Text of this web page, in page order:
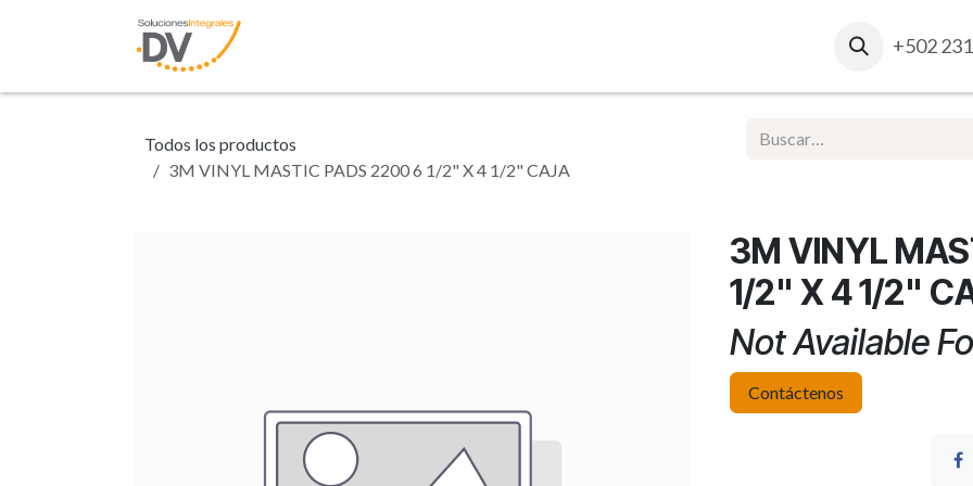
Ventas Corporativas +502
Todos los productos
3M VINYL MASTIC PADS 2200 6 1/2" X 4 1/2" CAJA
3M VINYL
1/2" X 4 1/2"
Not Available
Contáctenos